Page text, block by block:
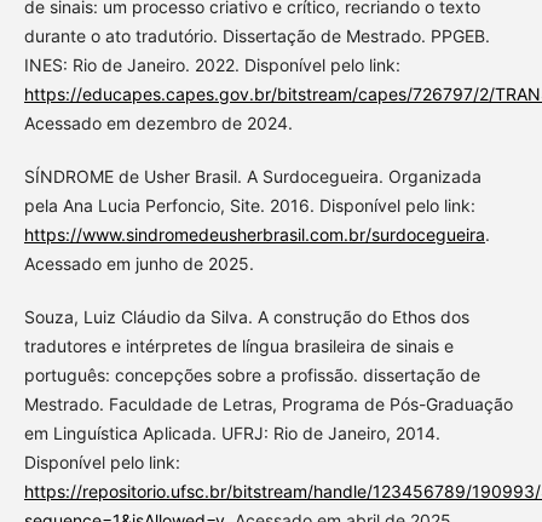
de sinais: um processo criativo e crítico, recriando o texto
durante o ato tradutório. Dissertação de Mestrado. PPGEB.
INES: Rio de Janeiro. 2022. Disponível pelo link:
https://educapes.capes.gov.br/bitstream/capes/726797/2/
Acessado em dezembro de 2024.
SÍNDROME de Usher Brasil. A Surdocegueira. Organizada
pela Ana Lucia Perfoncio, Site. 2016. Disponível pelo link:
https://www.sindromedeusherbrasil.com.br/surdocegueira.
Acessado em junho de 2025.
Souza, Luiz Cláudio da Silva. A construção do Ethos dos
tradutores e intérpretes de língua brasileira de sinais e
português: concepções sobre a profissão. dissertação de
Mestrado. Faculdade de Letras, Programa de Pós-Graduação
em Linguística Aplicada. UFRJ: Rio de Janeiro, 2014.
Disponível pelo link:
https://repositorio.ufsc.br/bitstream/handle/123456789/190993/